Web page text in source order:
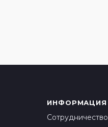
ИНФОРМАЦИЯ
Сотрудничество